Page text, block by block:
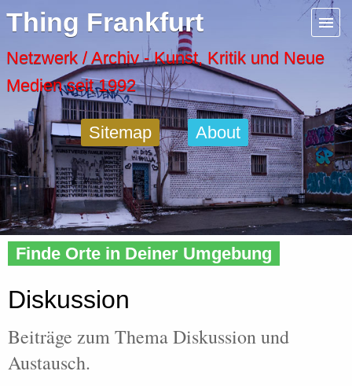
Thing Frankfurt
Netzwerk / Archiv - Kunst, Kritik und Neue
Medien seit 1992
Sitemap About
Home »Tags» Diskussion
Finde Orte in Deiner Umgebung
Diskussion
Beiträge zum Thema Diskussion und
Austausch.
Menu
Artspaces
Cool Places
Frankfurt Diary
Activity
Recent Posts